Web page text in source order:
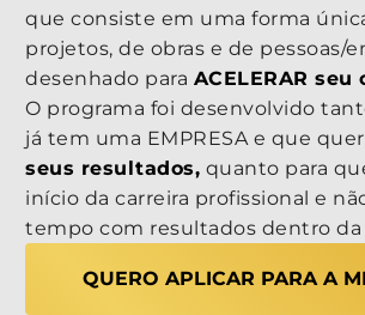
que consiste em uma forma
projetos, de obras e de pessoas/
desenhado para ACELERAR
O programa foi desenvolvido
já tem uma EMPRESA e que quer
seus resultados, quanto para
início da carreira profissional e
tempo com resultados dentro da
QUERO APLICAR PARA A